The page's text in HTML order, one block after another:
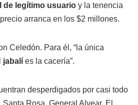
de legítimo usuario y la tenencia
arranca en los $2 millones.
Celedón. Para él, “la única
jabalí es la cacería”.
desperdigados por casi todo
Rosa, General Alvear, El